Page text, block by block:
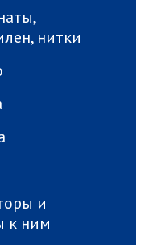
нитки
и
к ним